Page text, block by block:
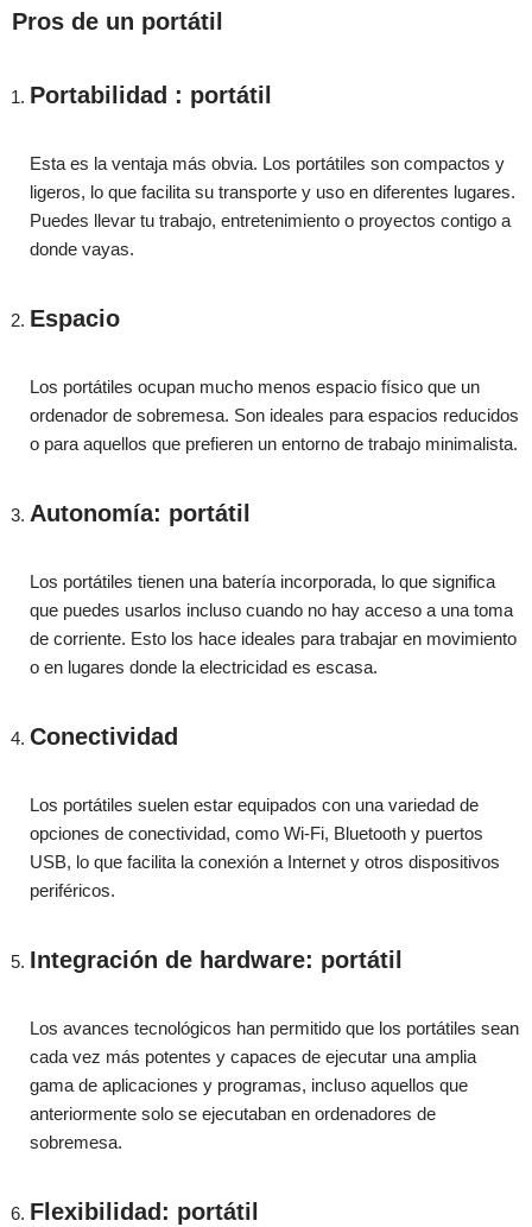
Pros de un portátil
Portabilidad : portátil
Esta es la ventaja más obvia. Los portátiles son compactos y
ligeros, lo que facilita su transporte y uso en diferentes lugares.
Puedes llevar tu trabajo, entretenimiento o proyectos contigo a
donde vayas.
Espacio
Los portátiles ocupan mucho menos espacio físico que un
ordenador de sobremesa. Son ideales para espacios reducidos
o para aquellos que prefieren un entorno de trabajo minimalista.
Autonomía: portátil
Los portátiles tienen una batería incorporada, lo que significa
que puedes usarlos incluso cuando no hay acceso a una toma
de corriente. Esto los hace ideales para trabajar en movimiento
o en lugares donde la electricidad es escasa.
Conectividad
Los portátiles suelen estar equipados con una variedad de
opciones de conectividad, como Wi-Fi, Bluetooth y puertos
USB, lo que facilita la conexión a Internet y otros dispositivos
periféricos.
Integración de hardware: portátil
Los avances tecnológicos han permitido que los portátiles sean
cada vez más potentes y capaces de ejecutar una amplia
gama de aplicaciones y programas, incluso aquellos que
anteriormente solo se ejecutaban en ordenadores de
sobremesa.
Flexibilidad: portátil